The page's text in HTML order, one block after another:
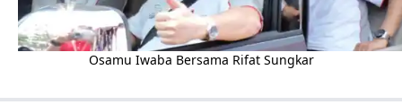
Osamu Iwaba Bersama Rifat Sungkar